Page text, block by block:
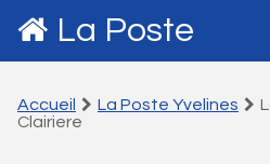
La Poste
Accueil La Poste Yvelines
Clairiere